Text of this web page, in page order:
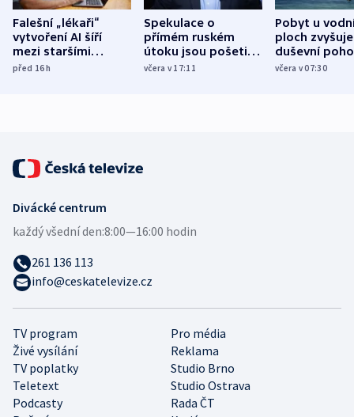
Falešní „lékaři“
vytvoření AI šíří
mezi staršími
Poláky nebezpečné
před 16h
Spekulace o
přímém ruském
útoku jsou pošetilé,
míní estonský
včera v 17:11
Pobyt u
ploch zvyšuje
duševní
ukázala
včera v 07:30
TV program
Pro média
Živé vysílání
Reklama
TV poplatky
Studio Brno
Teletext
Studio Ostrava
Podcasty
Rada ČT
Divácké centrum
každý všední den:8:00—16:00 hodin
261 136 113
info@ceskatelevize.cz